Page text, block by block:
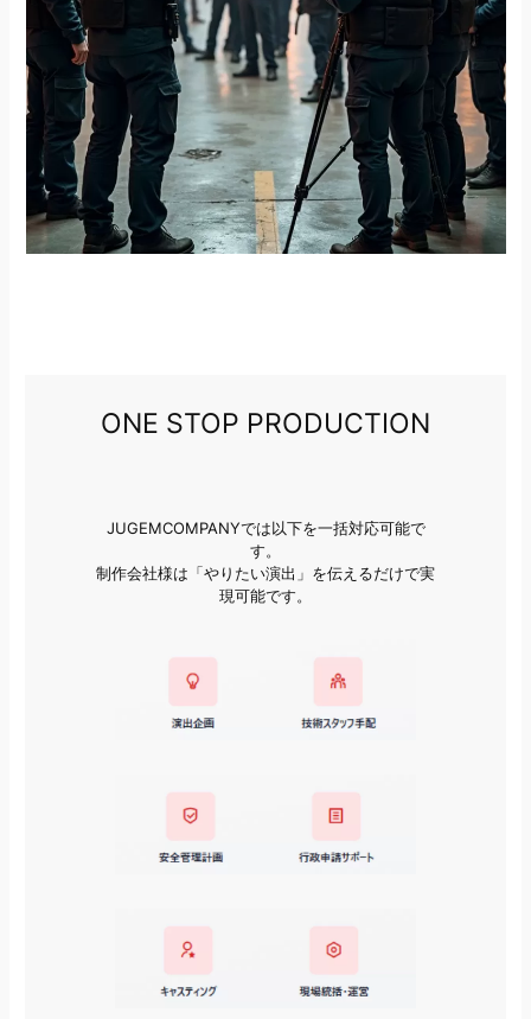
ONE STOP PRODUCTION
JUGEMCOMPANYでは以下を一括対応可能で
す。
制作会社様は「やりたい演出」を伝えるだけで実
現可能です。